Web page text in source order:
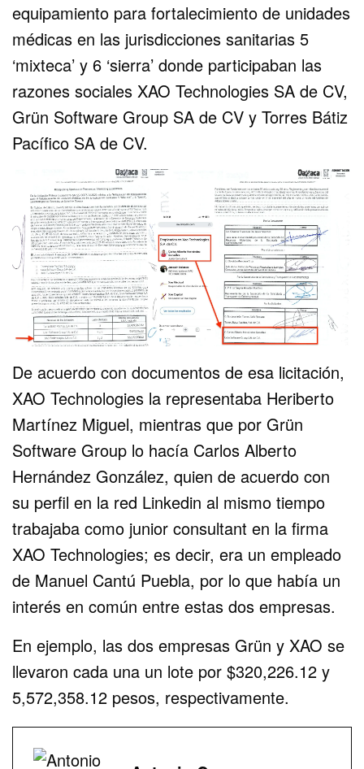
equipamiento para fortalecimiento de unidades
médicas en las jurisdicciones sanitarias 5
‘mixteca’ y 6 ‘sierra’ donde participaban las
razones sociales XAO Technologies SA de CV,
Grün Software Group SA de CV y Torres Bátiz
Pacífico SA de CV.
De acuerdo con documentos de esa licitación,
XAO Technologies la representaba Heriberto
Martínez Miguel, mientras que por Grün
Software Group lo hacía Carlos Alberto
Hernández González, quien de acuerdo con
su perfil en la red Linkedin al mismo tiempo
trabajaba como junior consultant en la firma
XAO Technologies; es decir, era un empleado
de Manuel Cantú Puebla, por lo que había un
interés en común entre estas dos empresas.
En ejemplo, las dos empresas Grün y XAO se
llevaron cada una un lote por $320,226.12 y
5,572,358.12 pesos, respectivamente.